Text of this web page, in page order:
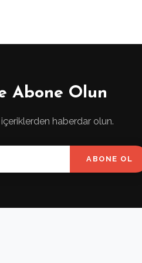
Abone Olun
haberdar olun.
ABONE OL